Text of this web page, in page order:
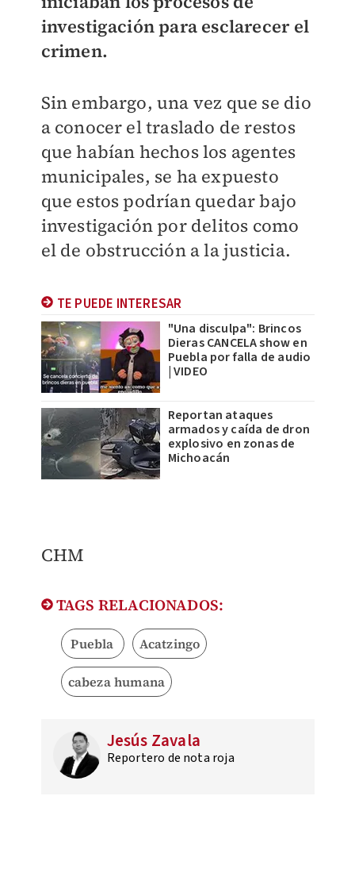
investigación para esclarecer el
crimen.
Sin embargo, una vez que se dio
a conocer el traslado de restos
que habían hechos los agentes
municipales, se ha expuesto
que estos podrían quedar bajo
investigación por delitos como
el de obstrucción a la justicia.
TE PUEDE INTERESAR
"Una disculpa": Brincos
Dieras CANCELA show en
Puebla por falla de audio
| VIDEO
Reportan ataques
armados y caída de dron
explosivo en zonas de
Michoacán
CHM
TAGS RELACIONADOS:
Puebla Acatzingo
cabeza humana
Jesús Zavala
Reportero de nota roja